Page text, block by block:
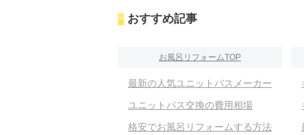
おすすめ記事
お風呂リフォームTOP
最新の人気ユニットバスメーカー
ユニットバス交換の費用相場
格安でお風呂リフォームする方法